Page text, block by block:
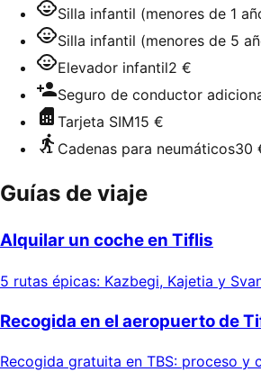
Silla infantil (menores de 1
Silla infantil (menores de 5
Elevador infantil2 €
Seguro de conductor
Tarjeta SIM15 €
Cadenas para neumáticos30
Guías de viaje
Alquilar un coche en Tiflis
5 rutas épicas: Kazbegi, Kajetia y
Recogida en el aeropuerto de
Recogida gratuita en TBS: proceso y